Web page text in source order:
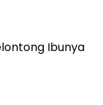
Ibunya